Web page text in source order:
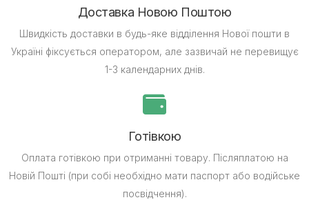
Доставка Новою Поштою
Швидкість доставки в будь-яке відділення Нової пошти в
Україні фіксується оператором, але зазвичай не перевищує
1-3 календарних днів.
Готівкою
Оплата готівкою при отриманні товару. Післяплатою на
Новій Пошті (при собі необхідно мати паспорт або водійське
посвідчення).